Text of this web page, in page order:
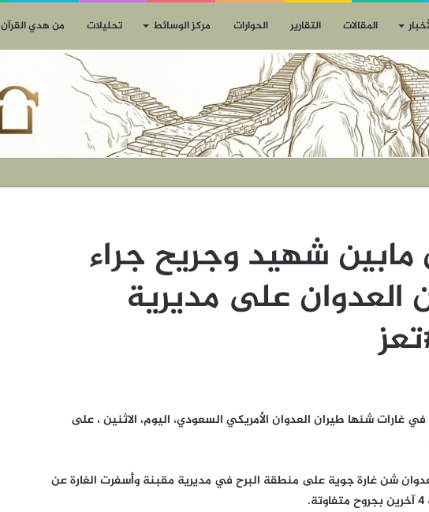
المقالات التقارير الحوارات مركز الوسائط تحليلات من هدي القرآن
مابين شهيد وجريح جراء
العدوان على مديرية
9 مواطنين في غارات شنها طيران العدوان الأمريكي السعودي، اليوم، الاثنين ، على
شن غارة جوية على منطقة البرح في مديرية مقبنة وأسفرت الغارة عن